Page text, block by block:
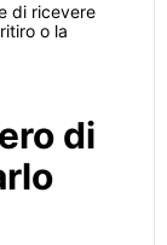
di ricevere
o la
di